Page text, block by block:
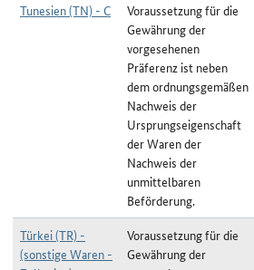
Tunesien (TN) - C
Voraussetzung für die
Gewährung der
vorgesehenen
Präferenz ist neben
dem ordnungsgemäßen
Nachweis der
Ursprungseigenschaft
der Waren der
Nachweis der
unmittelbaren
Beförderung.
Türkei (TR) -
(sonstige Waren -
Voraussetzung für die
Gewährung der